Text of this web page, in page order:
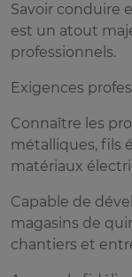
Savoir conduire
est un atout
professionnels.
Exigences
Connaître les
métalliques, fils
matériaux
Capable de
magasins de
chantiers et